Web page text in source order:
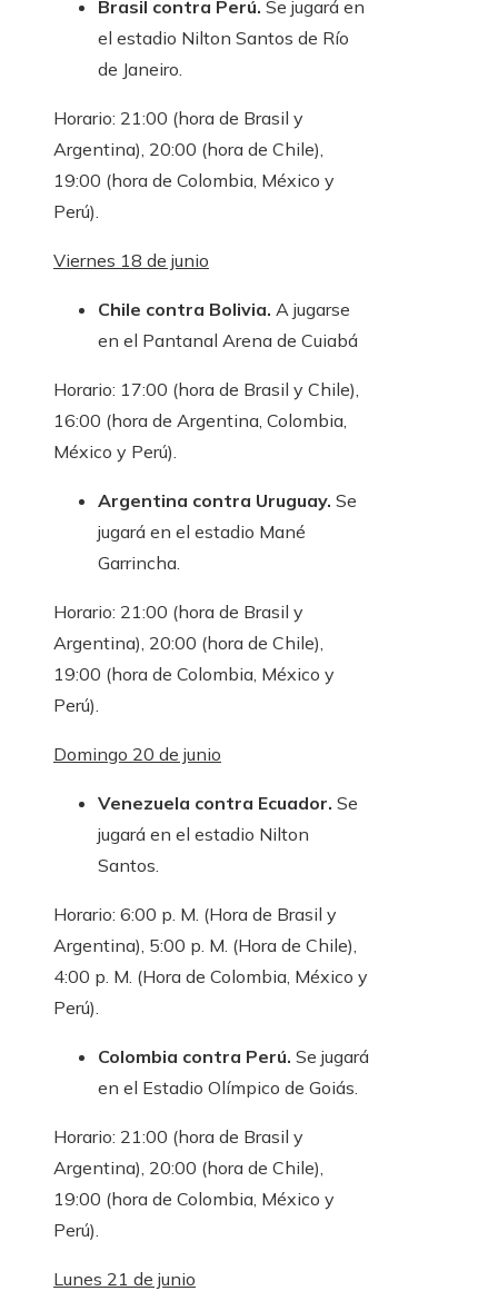
Brasil contra Perú. Se jugará en
el estadio Nilton Santos de Río
de Janeiro.
Horario: 21:00 (hora de Brasil y
Argentina), 20:00 (hora de Chile),
19:00 (hora de Colombia, México y
Perú).
Viernes 18 de junio
Chile contra Bolivia. A jugarse
en el Pantanal Arena de Cuiabá
Horario: 17:00 (hora de Brasil y Chile),
16:00 (hora de Argentina, Colombia,
México y Perú).
Argentina contra Uruguay. Se
jugará en el estadio Mané
Garrincha.
Horario: 21:00 (hora de Brasil y
Argentina), 20:00 (hora de Chile),
19:00 (hora de Colombia, México y
Perú).
Domingo 20 de junio
Venezuela contra Ecuador. Se
jugará en el estadio Nilton
Santos.
Horario: 6:00 p. M. (Hora de Brasil y
Argentina), 5:00 p. M. (Hora de Chile),
4:00 p. M. (Hora de Colombia, México y
Perú).
Colombia contra Perú. Se jugará
en el Estadio Olímpico de Goiás.
Horario: 21:00 (hora de Brasil y
Argentina), 20:00 (hora de Chile),
19:00 (hora de Colombia, México y
Perú).
Lunes 21 de junio